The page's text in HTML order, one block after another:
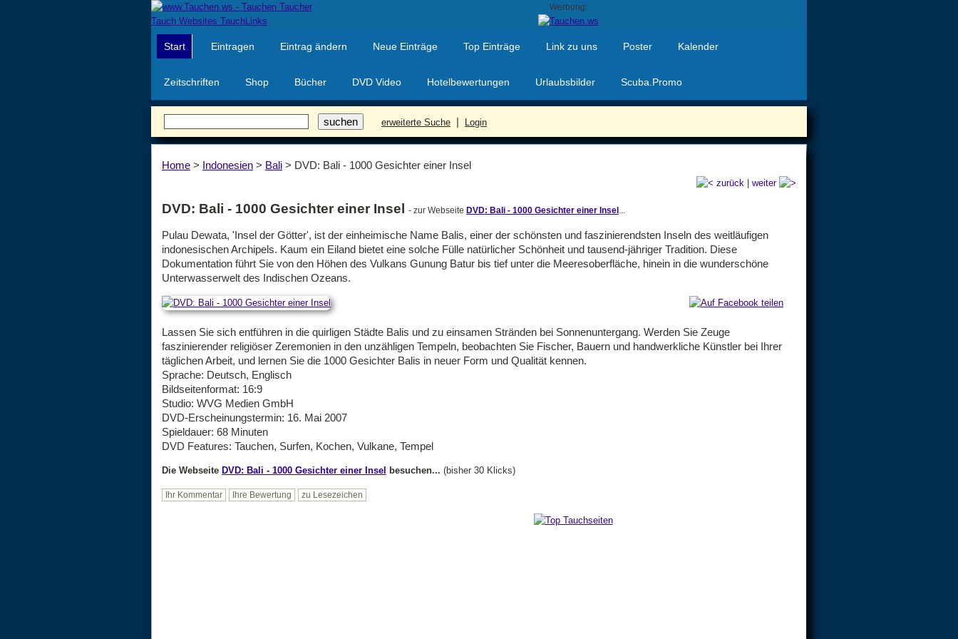
Werbung:
Start Eintragen Eintrag ändern Neue Einträge Top Einträge Link zu uns Poster Kalender
Zeitschriften Shop Bücher DVD Video Hotelbewertungen Urlaubsbilder Scuba.Promo
erweiterte Suche | Login
Home > Indonesien > Bali > DVD: Bali - 1000 Gesichter einer Insel
zurück weiter
DVD: Bali - 1000 Gesichter einer Insel - zur Webseite DVD: Bali - 1000 Gesichter einer Insel ...
Pulau Dewata, 'Insel der Götter', ist der einheimische Name Balis, einer der schönsten und faszinierendsten Inseln des weitläufigen
indonesischen Archipels. Kaum ein Eiland bietet eine solche Fülle natürlicher Schönheit und tausend-jähriger Tradition. Diese
Dokumentation führt Sie von den Höhen des Vulkans Gunung Batur bis tief unter die Meeresoberfläche, hinein in die wunderschöne
Unterwasserwelt des Indischen Ozeans.
Lassen Sie sich entführen in die quirligen Städte Balis und zu einsamen Stränden bei Sonnenuntergang. Werden Sie Zeuge
faszinierender religiöser Zeremonien in den unzähligen Tempeln, beobachten Sie Fischer, Bauern und handwerkliche Künstler bei Ihrer
täglichen Arbeit, und lernen Sie die 1000 Gesichter Balis in neuer Form und Qualität kennen.
Sprache: Deutsch, Englisch
Bildseitenformat: 16:9
Studio: WVG Medien GmbH
DVD-Erscheinungstermin: 16. Mai 2007
Spieldauer: 68 Minuten
DVD Features: Tauchen, Surfen, Kochen, Vulkane, Tempel
Die Webseite DVD: Bali - 1000 Gesichter einer Insel besuchen... (bisher 30 Klicks)
Ihr Kommentar Ihre Bewertung zu Lesezeichen